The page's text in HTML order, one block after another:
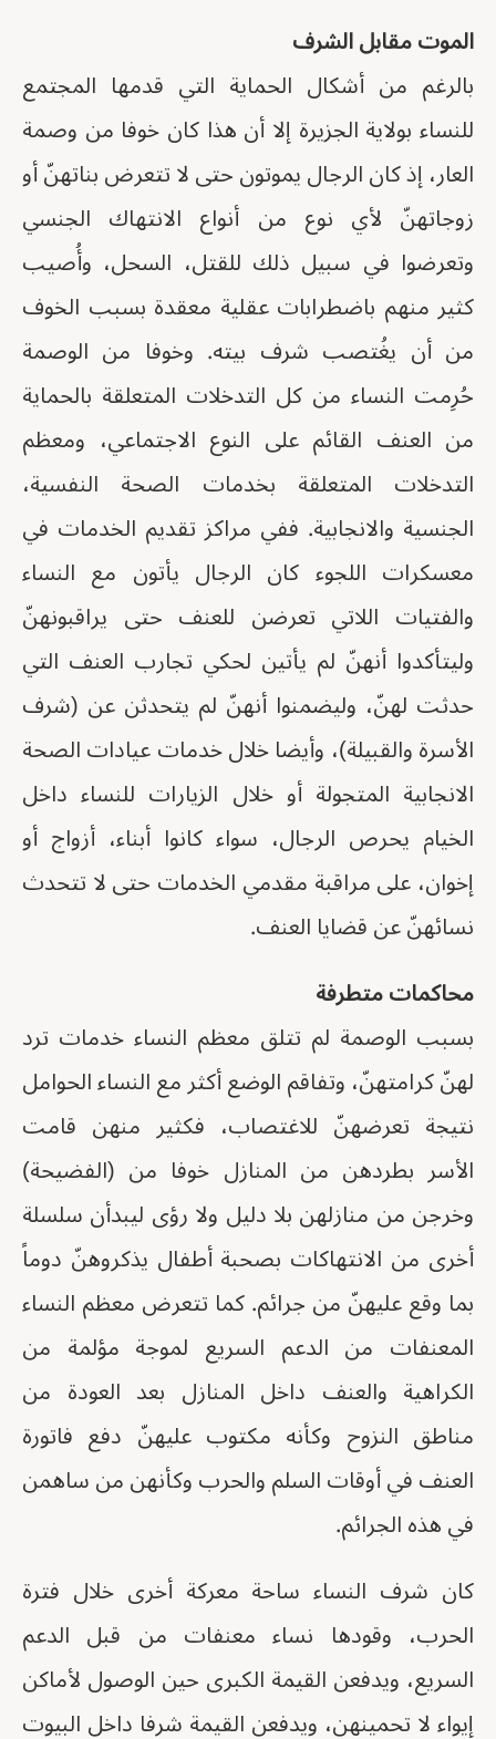
الموت مقابل الشرف
بالرغم من أشكال الحماية التي قدمها المجتمع
للنساء بولاية الجزيرة إلا أن هذا كان خوفا من وصمة
العار، إذ كان الرجال يموتون حتى لا تتعرض بناتهنّ أو
زوجاتهنّ لأي نوع من أنواع الانتهاك الجنسي
وتعرضوا في سبيل ذلك للقتل، السحل، وأُصيب
كثير منهم باضطرابات عقلية معقدة بسبب الخوف
من أن يغُتصب شرف بيته. وخوفا من الوصمة
حُرِمت النساء من كل التدخلات المتعلقة بالحماية
من العنف القائم على النوع الاجتماعي، ومعظم
التدخلات المتعلقة بخدمات الصحة النفسية،
الجنسية والانجابية. ففي مراكز تقديم الخدمات في
معسكرات اللجوء كان الرجال يأتون مع النساء
والفتيات اللاتي تعرضن للعنف حتى يراقبونهنّ
وليتأكدوا أنهنّ لم يأتين لحكي تجارب العنف التي
حدثت لهنّ، وليضمنوا أنهنّ لم يتحدثن عن (شرف
الأسرة والقبيلة)، وأيضا خلال خدمات عيادات الصحة
الانجابية المتجولة أو خلال الزيارات للنساء داخل
الخيام يحرص الرجال، سواء كانوا أبناء، أزواج أو
إخوان، على مراقبة مقدمي الخدمات حتى لا تتحدث
نسائهنّ عن قضايا العنف.
محاكمات متطرفة
بسبب الوصمة لم تتلق معظم النساء خدمات ترد
لهنّ كرامتهنّ، وتفاقم الوضع أكثر مع النساء الحوامل
نتيجة تعرضهنّ للاغتصاب، فكثير منهن قامت
الأسر بطردهن من المنازل خوفا من (الفضيحة)
وخرجن من منازلهن بلا دليل ولا رؤى ليبدأن سلسلة
أخرى من الانتهاكات بصحبة أطفال يذكروهنّ دوماً
بما وقع عليهنّ من جرائم. كما تتعرض معظم النساء
المعنفات من الدعم السريع لموجة مؤلمة من
الكراهية والعنف داخل المنازل بعد العودة من
مناطق النزوح وكأنه مكتوب عليهنّ دفع فاتورة
العنف في أوقات السلم والحرب وكأنهن من ساهمن
في هذه الجرائم.
كان شرف النساء ساحة معركة أخرى خلال فترة
الحرب، وقودها نساء معنفات من قبل الدعم
السريع، ويدفعن القيمة الكبرى حين الوصول لأماكن
إيواء لا تحمينهن، ويدفعن القيمة شرفا داخل البيوت